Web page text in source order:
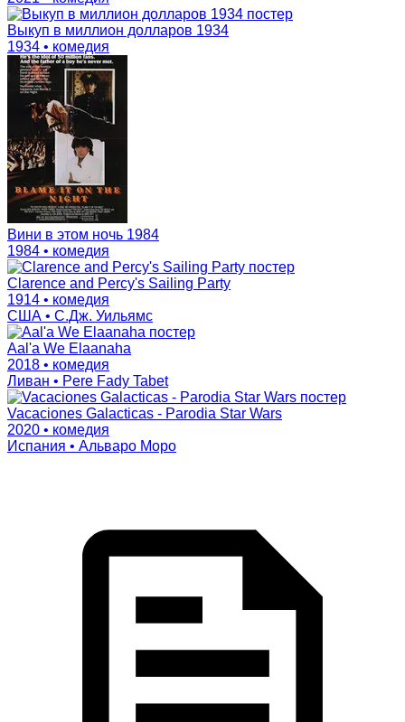
Выкуп в миллион долларов 1934
1934 • комедия
Вини в этом ночь 1984
1984 • комедия
Clarence and Percy's Sailing Party
1914 • комедия
США • С.Дж. Уильямс
Aal'a We Elaanaha
2018 • комедия
Ливан • Pere Fady Tabet
Vacaciones Galacticas - Parodia Star Wars
2020 • комедия
Испания • Альваро Моро